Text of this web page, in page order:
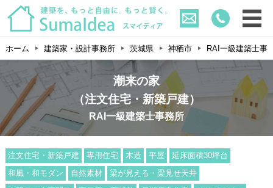
ホーム 建築家・設計事務所 茨城県 神栖市 RAI一級建築士事
潮来の家
（注文住宅・新築戸建）
RAI一級建築士事務所
注文住宅・新築戸建 専用住宅 木造 平屋
延床面積30坪台
和風・和モダン
自然素材
梁が見える・梁見せ天井